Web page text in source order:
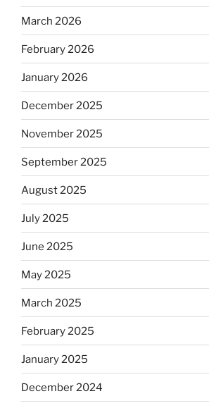
March 2026
February 2026
January 2026
December 2025
November 2025
September 2025
August 2025
July 2025
June 2025
May 2025
March 2025
February 2025
January 2025
December 2024